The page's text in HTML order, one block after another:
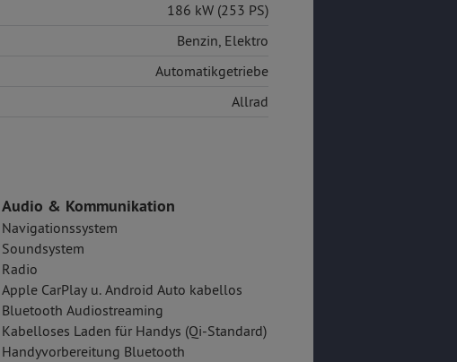
186 kW (253 PS)
Benzin, Elektro
Automatikgetriebe
Allrad
Audio & Kommunikation
Navigationssystem
Soundsystem
Radio
Apple CarPlay u. Android Auto kabellos
Bluetooth Audiostreaming
Kabelloses Laden für Handys (Qi-Standard)
Handyvorbereitung Bluetooth